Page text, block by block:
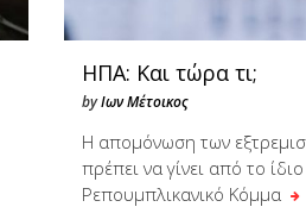
ΗΠΑ: Και τώρα τι;
byΙων Μέτοικος
Η απομόνωση των
πρέπει να γίνει από το
Ρεπουμπλικανικό Κόμμα